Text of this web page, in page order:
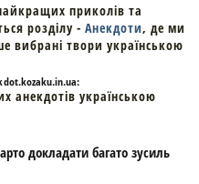
приколів та
розділу - Анекдоти, де ми
вибрані твори українською
анекдотів українською
докладати багато зусиль